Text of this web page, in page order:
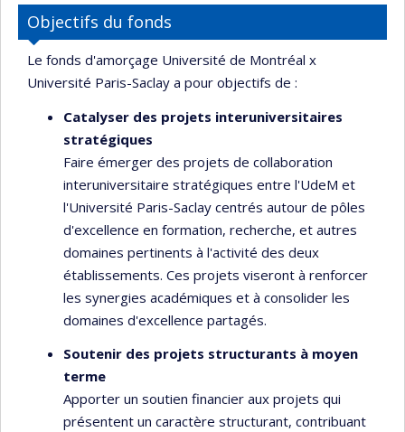
Objectifs du fonds
Le fonds d'amorçage Université de Montréal x
Université Paris-Saclay a pour objectifs de :
Catalyser des projets interuniversitaires
stratégiques
Faire émerger des projets de collaboration
interuniversitaire stratégiques entre l'UdeM et
l'Université Paris-Saclay centrés autour de pôles
d'excellence en formation, recherche, et autres
domaines pertinents à l'activité des deux
établissements. Ces projets viseront à renforcer
les synergies académiques et à consolider les
domaines d'excellence partagés.
Soutenir des projets structurants à moyen
terme
Apporter un soutien financier aux projets qui
présentent un caractère structurant, contribuant